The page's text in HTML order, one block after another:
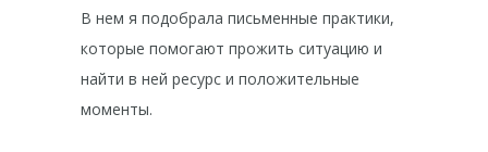
В нем я подобрала письменные практики,
которые помогают прожить ситуацию и
найти в ней ресурс и положительные
моменты.